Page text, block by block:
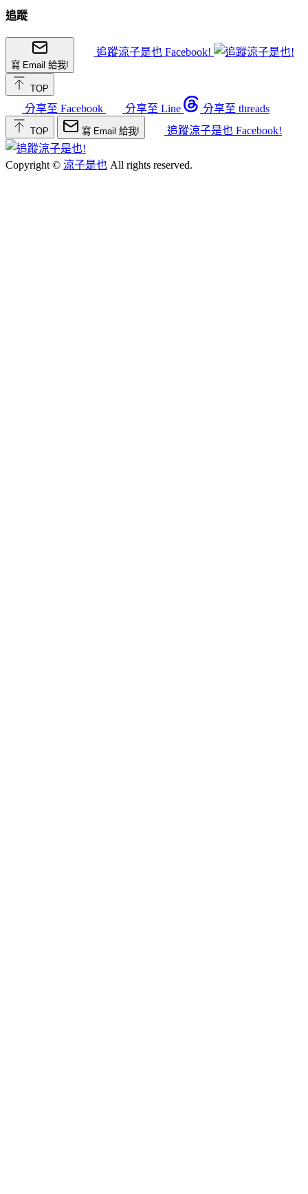
追蹤
寫 Email 給我!
追蹤涼子是也 Facebook!
TOP
分享至 Facebook 分享至 Line 分享至 threads
TOP 寫 Email 給我! 追蹤涼子是也 Facebook!
Copyright © 涼子是也 All rights reserved.